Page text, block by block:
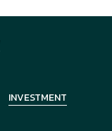
INVESTMENT